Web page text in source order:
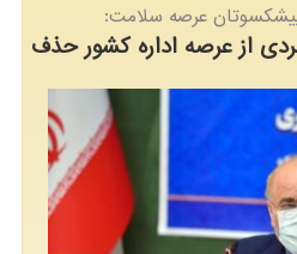
پیشكسوتان عرصه سلامت:
از عرصه اداره کشور حذف